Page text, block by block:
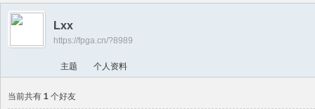
› ›
Lxx
https://fpga.cn/?8989
主题 个人资料
当前共有 1 个好友